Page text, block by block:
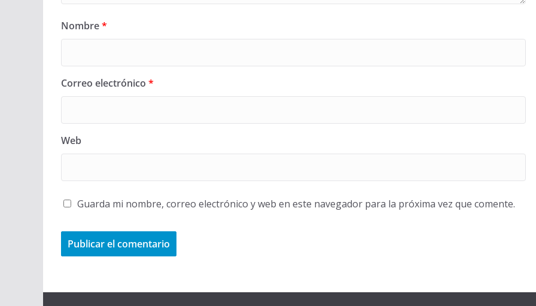
Nombre*
Correo electrónico *
Web
Guarda mi nombre, correo electrónico y web en este navegador para la próxima vez que comente.